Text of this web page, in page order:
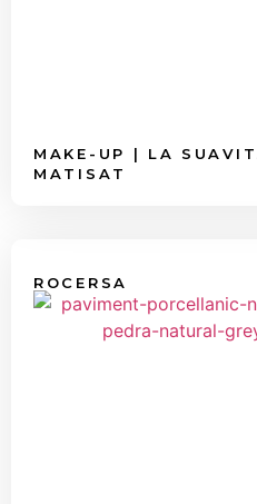
MAKE-UP | LA
MATISAT
ROCERSA